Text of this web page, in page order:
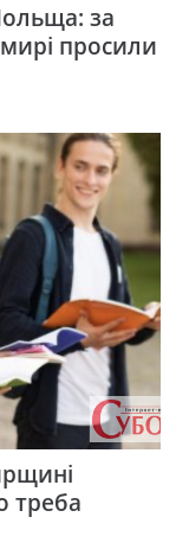
за
просили
треба